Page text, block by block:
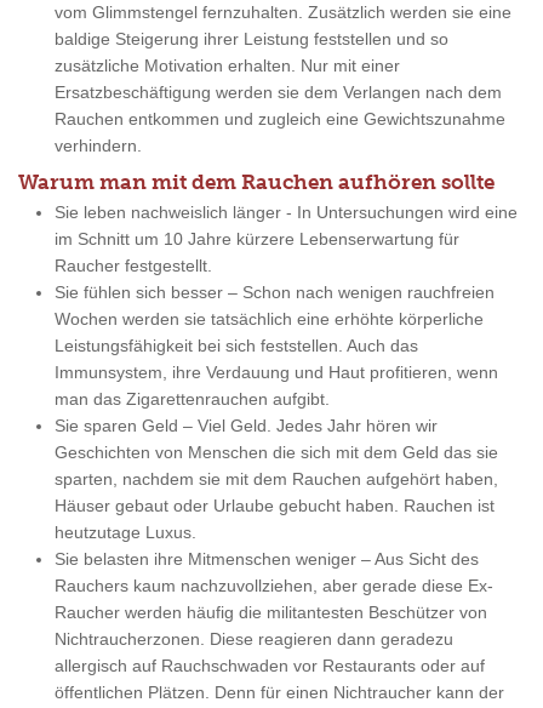
vom Glimmstengel fernzuhalten. Zusätzlich werden sie eine
baldige Steigerung ihrer Leistung feststellen und so
zusätzliche Motivation erhalten. Nur mit einer
Ersatzbeschäftigung werden sie dem Verlangen nach dem
Rauchen entkommen und zugleich eine Gewichtszunahme
verhindern.
Warum man mit dem Rauchen aufhören sollte
Sie leben nachweislich länger - In Untersuchungen wird eine
im Schnitt um 10 Jahre kürzere Lebenserwartung für
Raucher festgestellt.
Sie fühlen sich besser – Schon nach wenigen rauchfreien
Wochen werden sie tatsächlich eine erhöhte körperliche
Leistungsfähigkeit bei sich feststellen. Auch das
Immunsystem, ihre Verdauung und Haut profitieren, wenn
man das Zigarettenrauchen aufgibt.
Sie sparen Geld – Viel Geld. Jedes Jahr hören wir
Geschichten von Menschen die sich mit dem Geld das sie
sparten, nachdem sie mit dem Rauchen aufgehört haben,
Häuser gebaut oder Urlaube gebucht haben. Rauchen ist
heutzutage Luxus.
Sie belasten ihre Mitmenschen weniger – Aus Sicht des
Rauchers kaum nachzuvollziehen, aber gerade diese Ex-
Raucher werden häufig die militantesten Beschützer von
Nichtraucherzonen. Diese reagieren dann geradezu
allergisch auf Rauchschwaden vor Restaurants oder auf
öffentlichen Plätzen. Denn für einen Nichtraucher kann der